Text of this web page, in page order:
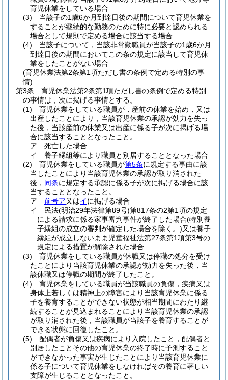
育児休業をしている場合
(3)
当該子の1歳6か月到達日後の期間について育児休業を
することが継続的な勤務のために特に必要と認められる
場合として規則で定める場合に該当する場合
(4)
当該子について，当該非常勤職員が当該子の1歳6か月
到達日後の期間においてこの条の規定に該当して育児休
業をしたことがない場合
(育児休業法第2条第1項ただし書の条例で定める特別の事
情)
第3条
育児休業法第2条第1項ただし書の条例で定める特別
の事情は，次に掲げる事情とする。
(1)
育児休業をしている職員が，産前の休業を始め，又は
出産したことにより，当該育児休業の承認が効力を失っ
た後，当該産前の休業又は出産に係る子が次に掲げる場
合に該当することとなったこと。
ア
死亡した場合
イ
養子縁組等により職員と別居することとなった場合
(2)
育児休業をしている職員が第5条に規定する事由に該
当したことにより当該育児休業の承認が取り消された
後， 同条に規定する承認に係る子が次に掲げる場合に該
当することとなったこと。
ア
前号ア又はイに掲げる場合
イ
民法(明治29年法律第89号)第817条の2第1項の規定
による請求に係る家事審判事件が終了した場合(特別養
子縁組の成立の審判が確定した場合を除く。)又は養子
縁組が成立しないまま児童福祉法第27条第1項第3号の
規定による措置が解除された場合
(3)
育児休業をしている職員が休職又は停職の処分を受け
たことにより当該育児休業の承認が効力を失った後，当
該休職又は停職の期間が終了したこと。
(4)
育児休業をしている職員が当該職員の負傷，疾病又は
身体上若しくは精神上の障害により当該育児休業に係る
子を養育することができない状態が相当期間にわたり継
続することが見込まれることにより当該育児休業の承認
が取り消された後，当該職員が当該子を養育することが
できる状態に回復したこと。
(5)
配偶者が負傷又は疾病により入院したこと，配偶者と
別居したことその他の育児休業の終了時に予測すること
ができなかった事実が生じたことにより当該育児休業に
係る子について育児休業をしなければその養育に著しい
支障が生じることとなったこと。